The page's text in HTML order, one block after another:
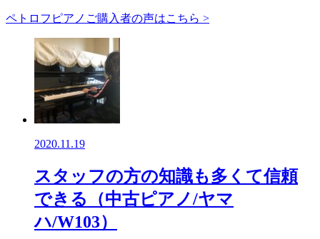
ペトロフピアノご購入者の声はこちら >
2020.11.19
スタッフの方の知識も多くて信頼
できる（中古ピアノ/ヤマ
ハ/W103）